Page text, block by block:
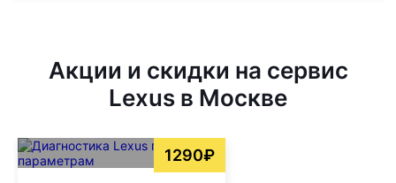
Акции и скидки на сервис
Lexus в Москве
1290₽